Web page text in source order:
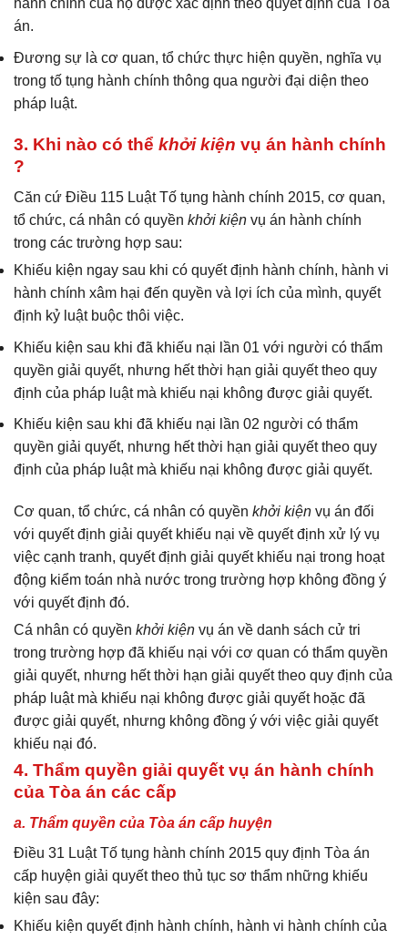
hành chính của họ được xác định theo quyết định của Tòa
án.
Đương sự là cơ quan, tổ chức thực hiện quyền, nghĩa vụ
trong tố tụng hành chính thông qua người đại diện theo
pháp luật.
3. Khi nào có thể khởi kiện vụ án hành chính
?
Căn cứ Điều 115 Luật Tố tụng hành chính 2015, cơ quan,
tổ chức, cá nhân có quyền khởi kiện vụ án hành chính
trong các trường hợp sau:
Khiếu kiện ngay sau khi có quyết định hành chính, hành vi
hành chính xâm hại đến quyền và lợi ích của mình, quyết
định kỷ luật buộc thôi việc.
Khiếu kiện sau khi đã khiếu nại lần 01 với người có thẩm
quyền giải quyết, nhưng hết thời hạn giải quyết theo quy
định của pháp luật mà khiếu nại không được giải quyết.
Khiếu kiện sau khi đã khiếu nại lần 02 người có thẩm
quyền giải quyết, nhưng hết thời hạn giải quyết theo quy
định của pháp luật mà khiếu nại không được giải quyết.
Cơ quan, tổ chức, cá nhân có quyền khởi kiện vụ án đối
với quyết định giải quyết khiếu nại về quyết định xử lý vụ
việc cạnh tranh, quyết định giải quyết khiếu nại trong hoạt
động kiểm toán nhà nước trong trường hợp không đồng ý
với quyết định đó.
Cá nhân có quyền khởi kiện vụ án về danh sách cử tri
trong trường hợp đã khiếu nại với cơ quan có thẩm quyền
giải quyết, nhưng hết thời hạn giải quyết theo quy định của
pháp luật mà khiếu nại không được giải quyết hoặc đã
được giải quyết, nhưng không đồng ý với việc giải quyết
khiếu nại đó.
4. Thẩm quyền giải quyết vụ án hành chính
của Tòa án các cấp
a. Thẩm quyền của Tòa án cấp huyện
Điều 31 Luật Tố tụng hành chính 2015 quy định Tòa án
cấp huyện giải quyết theo thủ tục sơ thẩm những khiếu
kiện sau đây:
Khiếu kiện quyết định hành chính, hành vi hành chính của